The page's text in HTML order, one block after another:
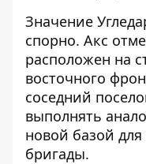
Значение
спорно. Акс
расположен на
восточного
соседний
выполнять
новой базой для
бригады.